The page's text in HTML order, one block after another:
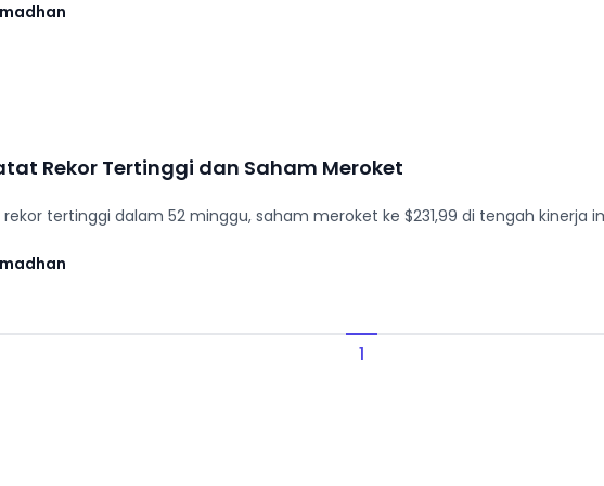
Rekor Tertinggi dan Saham Meroket
tertinggi dalam 52 minggu, saham meroket ke $231,99 di tengah kinerja
1